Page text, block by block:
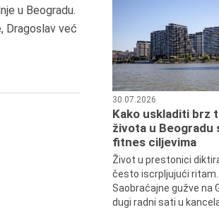
u Beogradu.
Dragoslav već
30.07.2026
Kako uskladiti brz
života u Beogradu
fitnes ciljevima
Život u prestonici
često iscrpljujući ritam.
Saobraćajne gužve na
dugi radni sati u
Preminuo je Dejan
istoričar filma, filmski
profesor i dekan
umetnosti u Beogradu.